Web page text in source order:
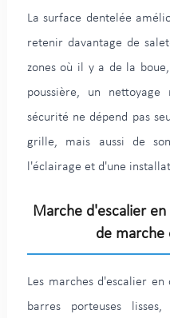
La surface dentelée
retenir davantage de
zones où il y a de la
poussière, un nettoyage
sécurité ne dépend pas
grille, mais aussi de
l'éclairage et d'une
Marche d'escalier en
de marche
Les marches d'escalier
barres porteuses